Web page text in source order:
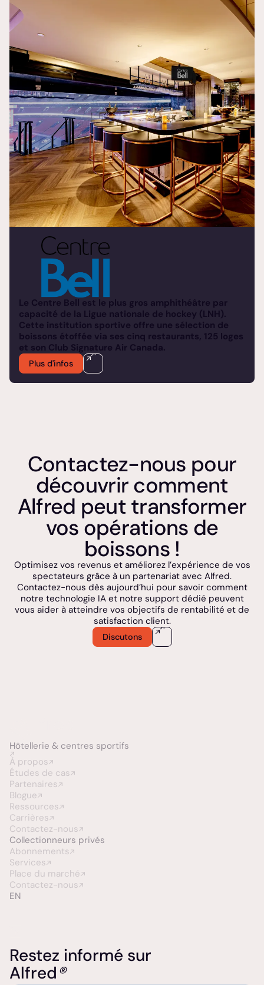
Le Centre Bell est le plus gros amphithéâtre par
capacité de la Ligue nationale de hockey (LNH).
Cette institution sportive offre une sélection de
boissons étoffée via ses cinq restaurants, 125 loges
et son Club Signature Air Canada.
Plus d'infos
Contactez-nous pour
découvrir comment
Alfred peut transformer
vos opérations de
boissons !
Optimisez vos revenus et améliorez l’expérience de vos
spectateurs grâce à un partenariat avec Alfred.
Contactez-nous dès aujourd’hui pour savoir comment
notre technologie IA et notre support dédié peuvent
vous aider à atteindre vos objectifs de rentabilité et de
satisfaction client.
Discutons
Hôtellerie & centres sportifs
À propos
Études de cas
Partenaires
Blogue
Ressources
Carrières
Contactez-nous
Collectionneurs privés
Abonnements
Services
Place du marché
Contactez-nous
EN
Restez informé sur
Alfred®